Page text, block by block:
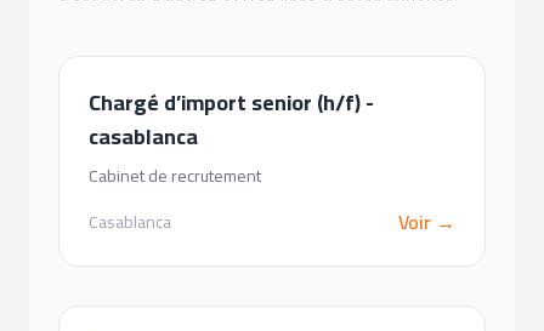
Chargé d’import senior (h/f) -
casablanca
Cabinet de recrutement
Casablanca
Voir →